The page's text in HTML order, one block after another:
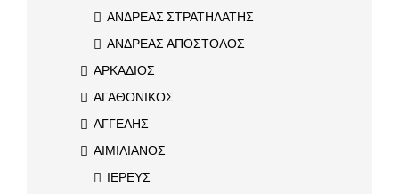
ΑΝΔΡΕΑΣ ΣΤΡΑΤΗΛΑΤΗΣ
ΑΝΔΡΕΑΣ ΑΠΟΣΤΟΛΟΣ
ΑΡΚΑΔΙΟΣ
ΑΓΑΘΟΝΙΚΟΣ
ΑΓΓΕΛΗΣ
ΑΙΜΙΛΙΑΝΟΣ
ΙΕΡΕΥΣ